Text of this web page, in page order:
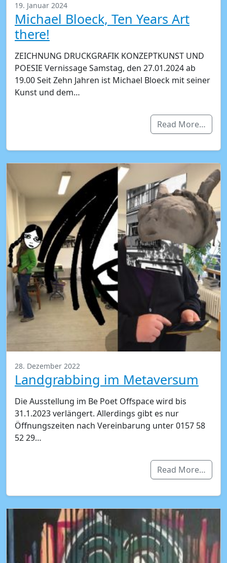
19. Januar 2024
Michael Bloeck, Ten Years Art
there!
ZEICHNUNG DRUCKGRAFIK KONZEPTKUNST UND
POESIE Vernissage Samstag, den 27.01.2024 ab
19.00 Seit Zehn Jahren ist Michael Bloeck mit seiner
Kunst und dem…
Read More…
28. Dezember 2022
Landgrabbing im Metaversum
Die Ausstellung im Be Poet Offspace wird bis
31.1.2023 verlängert. Allerdings gibt es nur
Öffnungszeiten nach Vereinbarung unter 0157 58
52 29…
Read More…